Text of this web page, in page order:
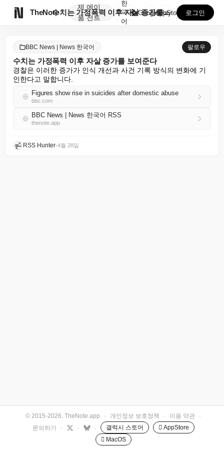
TheNote
제
품
에이
전트
수치는 가정폭력 이후 자살 증가를 보여준다
한
국
어
GooglePlay
AppStore 로그인
BBC News | News 한국어 팔로우
수치는 가정폭력 이후 자살 증가를 보여준다
경찰은 이러한 증가가 인식 개선과 사건 기록 방식의 변화에 기
인한다고 말합니다.
Figures show rise in suicides after domestic abuse
bbc.com
BBC News | News 한국어 RSS
thenote.app
RSS Hunter•4월 28일
© 2015-2026, TheNote.app · 개인정보 보호정책 · 이용 약관
·
문의하기
· · · 갤럭시 스토어
 AppStore
 MacOS